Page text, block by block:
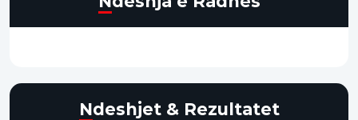
Ndeshjet & Rezultatet